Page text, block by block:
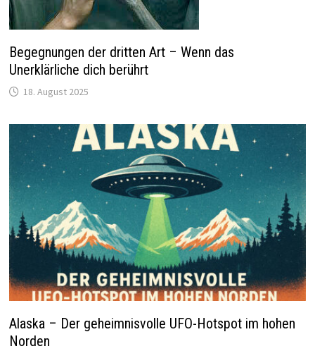
Begegnungen der dritten Art – Wenn das
Unerklärliche dich berührt
18. August 2025
Alaska – Der geheimnisvolle UFO-Hotspot im hohen
Norden